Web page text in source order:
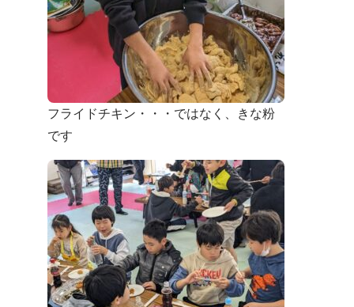
フライドチキン・・・ではなく、きな粉
です